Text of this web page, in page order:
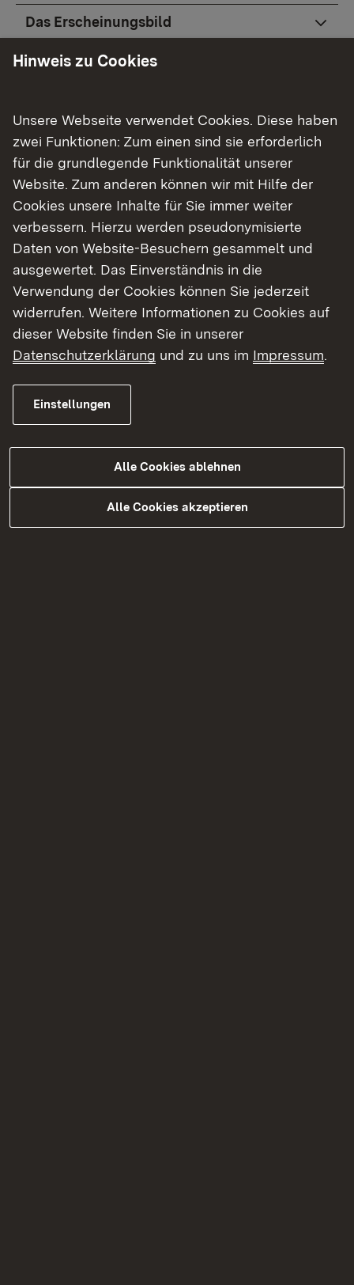
Das Erscheinungsbild
Das Logo
Wirkungsbereich
Föderprogramm
Weitere Adressen
Ehrungen und Wettbewerbe
Hinweis zu Cookies
Unsere Webseite verwendet Cookies. Diese haben
zwei Funktionen: Zum einen sind sie erforderlich
für die grundlegende Funktionalität unserer
Website. Zum anderen können wir mit Hilfe der
Cookies unsere Inhalte für Sie immer weiter
verbessern. Hierzu werden pseudonymisierte
Daten von Website-Besuchern gesammelt und
ausgewertet. Das Einverständnis in die
Verwendung der Cookies können Sie jederzeit
widerrufen. Weitere Informationen zu Cookies auf
dieser Website finden Sie in unserer
Datenschutzerklärung und zu uns im Impressum.
Einstellungen
Alle Cookies ablehnen
Alle Cookies akzeptieren